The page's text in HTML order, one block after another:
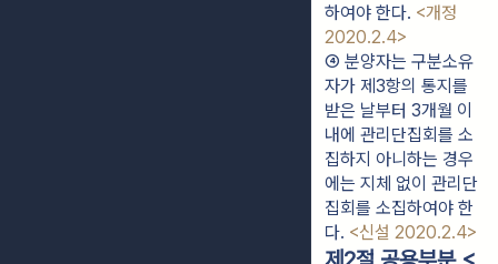
하여야 한다. <개정
2020.2.4>
④ 분양자는 구분소유
자가 제3항의 통지를
받은 날부터 3개월 이
내에 관리단집회를 소
집하지 아니하는 경우
에는 지체 없이 관리단
집회를 소집하여야 한
다. <신설 2020.2.4>